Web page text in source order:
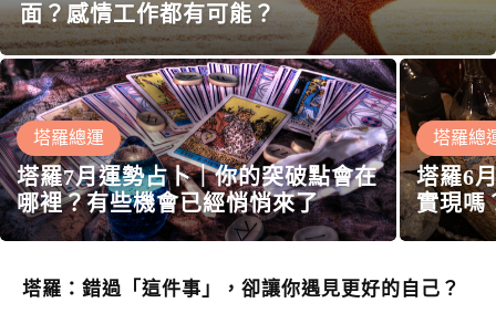
面？感情工作都有可能？
塔羅總運
塔羅7月運勢占卜｜你的突破點會在
哪裡？有些機會已經悄悄來了
塔羅總
塔羅6
實現嗎
塔羅：錯過「這件事」，卻讓你遇見更好的自己？